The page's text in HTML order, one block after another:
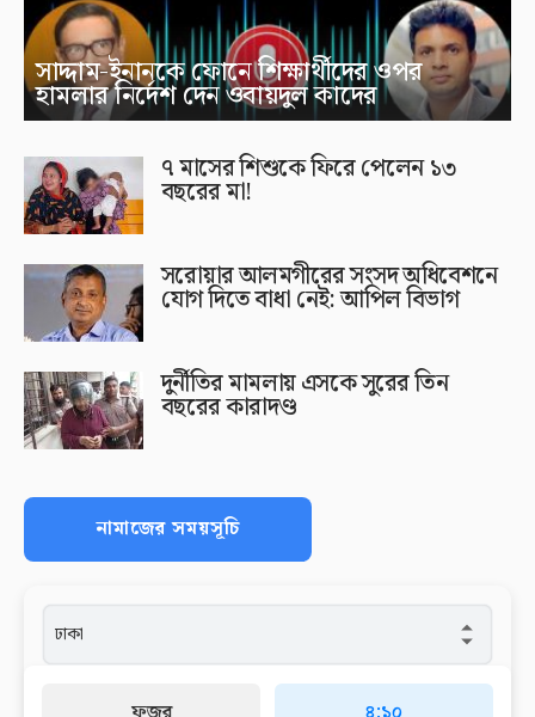
সাদ্দাম-ইনানকে ফোনে শিক্ষার্থীদের ওপর
হামলার নির্দেশ দেন ওবায়দুল কাদের
৭ মাসের শিশুকে ফিরে পেলেন ১৩
বছরের মা!
সরোয়ার আলমগীরের সংসদ অধিবেশনে
যোগ দিতে বাধা নেই: আপিল বিভাগ
দুর্নীতির মামলায় এসকে সুরের তিন
বছরের কারাদণ্ড
নামাজের সময়সূচি